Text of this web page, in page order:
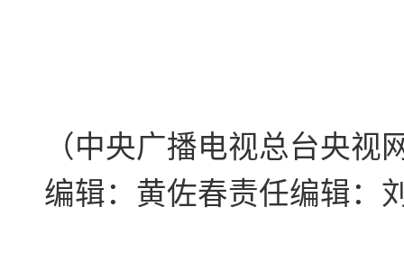
（中央广播电视总台央视
编辑：黄佐春责任编辑：